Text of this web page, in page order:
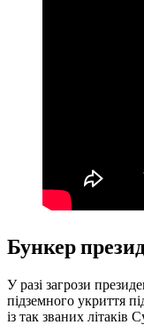
Бункер
У разі загрози
підземного укриття
із так званих літаків